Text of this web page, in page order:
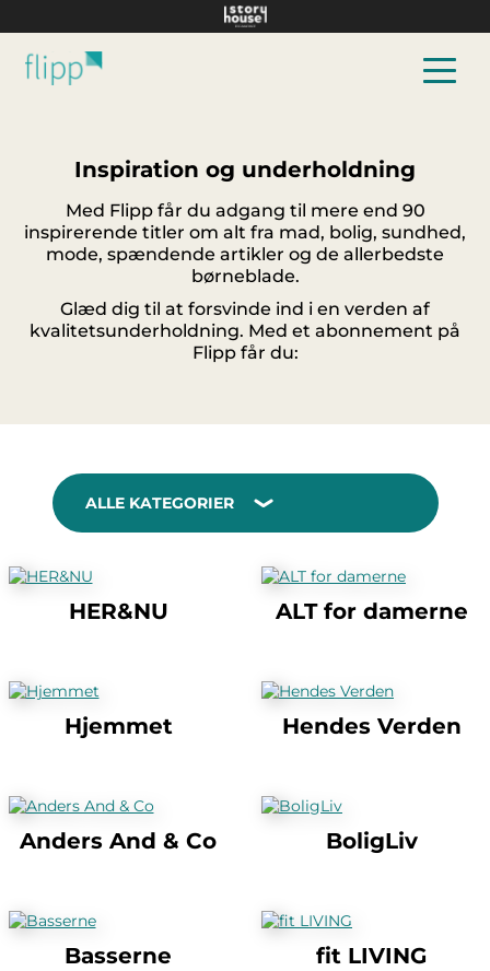
Inspiration og underholdning
Med Flipp får du adgang til mere end 90
inspirerende titler om alt fra mad, bolig, sundhed,
mode, spændende artikler og de allerbedste
børneblade.
Glæd dig til at forsvinde ind i en verden af
kvalitetsunderholdning. Med et abonnement på
Flipp får du:
ALLE KATEGORIER
HER&NU ALT for damerne
Hjemmet Hendes Verden
Anders And & Co BoligLiv
Basserne fit LIVING